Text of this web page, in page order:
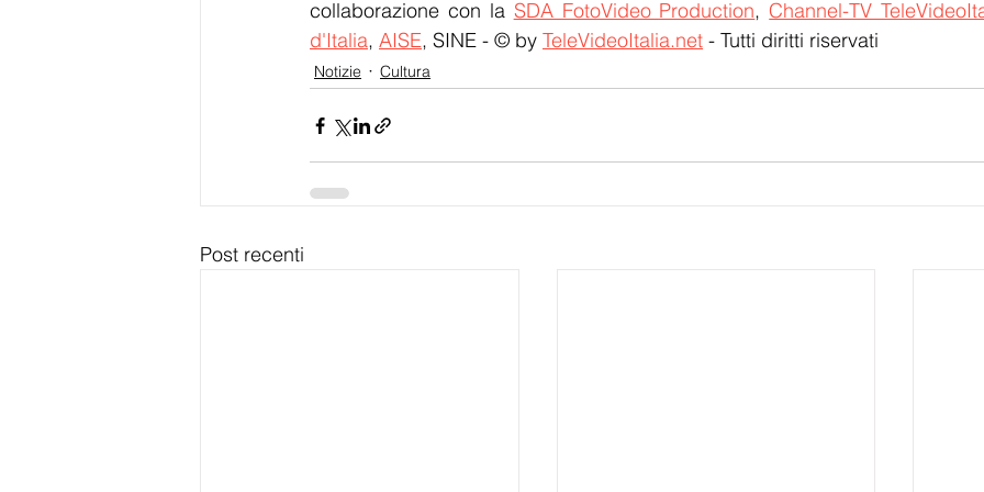
collaborazione con la SDA FotoVideo Production, Channel-TV
d'Italia, AISE, SINE - © by TeleVideoItalia.net - Tutti diritti riservati
Notizie Cultura
Post recenti